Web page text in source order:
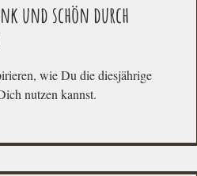
und schön durch
wie Du die diesjährige
nutzen kannst.